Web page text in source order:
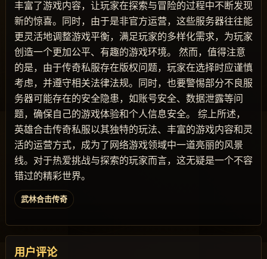
丰富了游戏内容，让玩家在探索与冒险的过程中不断发现
新的惊喜。同时，由于是非官方运营，这些服务器往往能
更灵活地调整游戏平衡，满足玩家的多样化需求，为玩家
创造一个更加公平、有趣的游戏环境。 然而，值得注意
的是，由于传奇私服存在版权问题，玩家在选择时应谨慎
考虑，并遵守相关法律法规。同时，也要警惕部分不良服
务器可能存在的安全隐患，如账号安全、数据泄露等问
题，确保自己的游戏体验和个人信息安全。 综上所述，
英雄合击传奇私服以其独特的玩法、丰富的游戏内容和灵
活的运营方式，成为了网络游戏领域中一道亮丽的风景
线。对于热爱挑战与探索的玩家而言，这无疑是一个不容
错过的精彩世界。
武林合击传奇
用户评论